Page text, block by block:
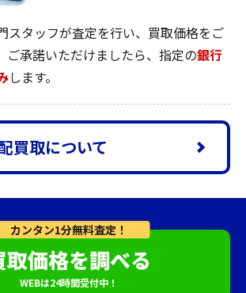
スタッフが査定を行い、買取価格をご
ご承諾いただけましたら、指定の銀行
します。
買取について
カンタン1分無料査定！
取価格を調べる
WEBは24時間受付中！